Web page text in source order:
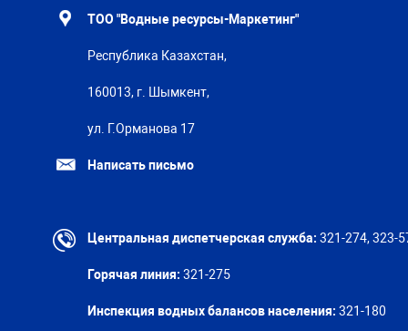
ТОО "Водные ресурсы-Маркетинг"
Республика Казахстан,
160013, г. Шымкент,
ул. Г.Орманова 17
Написать письмо
Центральная диспетчерская служба: 321-274, 323-
Горячая линия: 321-275
Инспекция водных балансов населения: 321-180